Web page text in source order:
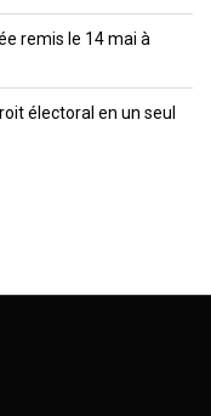
remis le 14 mai à
électoral en un seul